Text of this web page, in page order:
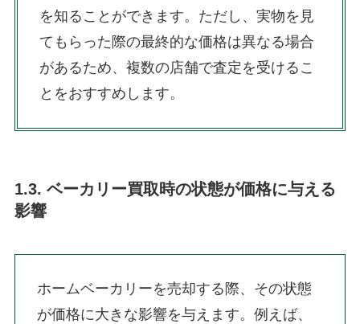
を知ることができます。ただし、実物を見
てもらった際の最終的な価格は異なる場合
があるため、複数の店舗で査定を受けるこ
とをおすすめします。
1.3. ベーカリー買取時の状態が価格に与える
影響
ホームベーカリーを売却する際、その状態
が価格に大きな影響を与えます。例えば、